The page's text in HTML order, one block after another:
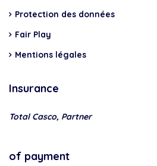
Protection des données
Fair Play
Mentions légales
Insurance
Total Casco, Partner
of payment